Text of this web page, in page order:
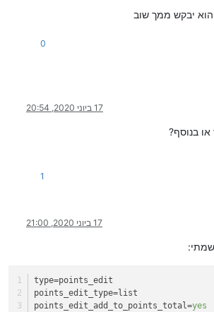
יבקש ממך שוב
0
17 ביוני 2020, 20:54
בנוסף?
1
17 ביוני 2020, 21:00
type=points_edit
points_edit_type=list
points_edit_add_to_points_total=yes